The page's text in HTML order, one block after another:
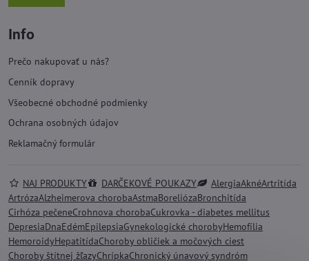
Info
Prečo nakupovať u nás?
Cenník dopravy
Všeobecné obchodné podmienky
Ochrana osobných údajov
Reklamačný formulár
NAJ PRODUKTY DARČEKOVÉ POUKAZY AlergiaAknéArtritída
ArtrózaAlzheimerova chorobaAstmaBoreliózaBronchitída
Cirhóza pečeneCrohnova chorobaCukrovka - diabetes mellitus
DepresiaDnaEdémEpilepsiaGynekologické chorobyHemofília
HemoroidyHepatitídaChoroby obličiek a močových ciest
Choroby štítnej žľazyChrípkaChronický únavový syndróm